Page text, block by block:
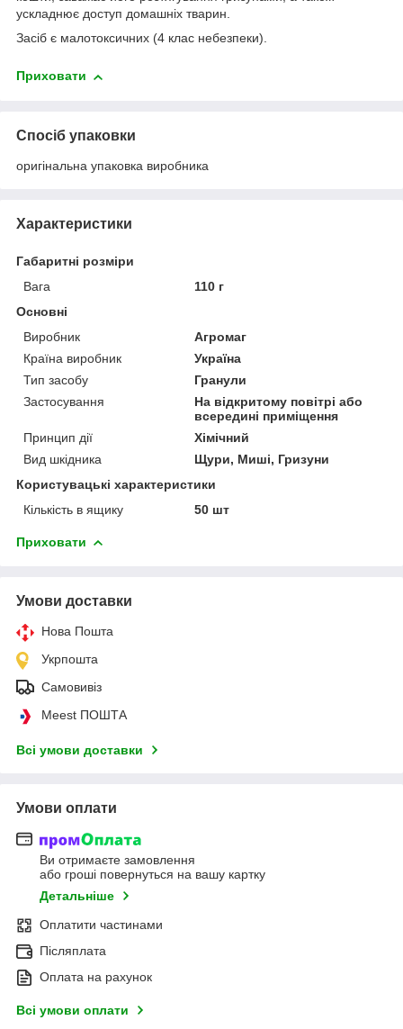
ускладнює доступ домашніх тварин.
Засіб є малотоксичних (4 клас небезпеки).
Приховати
Спосіб упаковки
оригінальна упаковка виробника
Характеристики
Габаритні розміри
Вага
110 г
Основні
Виробник
Агромаг
Країна виробник
Україна
Тип засобу
Гранули
Застосування
На відкритому повітрі або
всередині приміщення
Принцип дії
Хімічний
Вид шкідника
Щури, Миші, Гризуни
Користувацькі характеристики
Кількість в ящику
50 шт
Приховати
Умови доставки
Нова Пошта
Укрпошта
Самовивіз
Meest ПОШТА
Всі умови доставки
Умови оплати
Ви отримаєте замовлення
або гроші повернуться на вашу картку
Детальніше
Оплатити частинами
Післяплата
Оплата на рахунок
Всі умови оплати